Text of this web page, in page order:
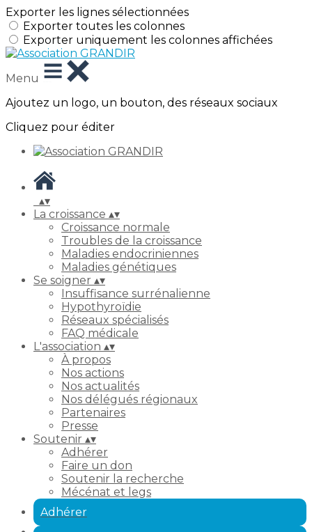
Exporter les lignes sélectionnées
Exporter toutes les colonnes
Exporter uniquement les colonnes affichées
Menu
Ajoutez un logo, un bouton, des réseaux sociaux
Cliquez pour éditer
▴▾
La croissance ▴▾
Croissance normale
Troubles de la croissance
Maladies endocriniennes
Maladies génétiques
Se soigner ▴▾
Insuffisance surrénalienne
Hypothyroïdie
Réseaux spécialisés
FAQ médicale
L'association ▴▾
À propos
Nos actions
Nos actualités
Nos délégués régionaux
Partenaires
Presse
Soutenir ▴▾
Adhérer
Faire un don
Soutenir la recherche
Mécénat et legs
Adhérer